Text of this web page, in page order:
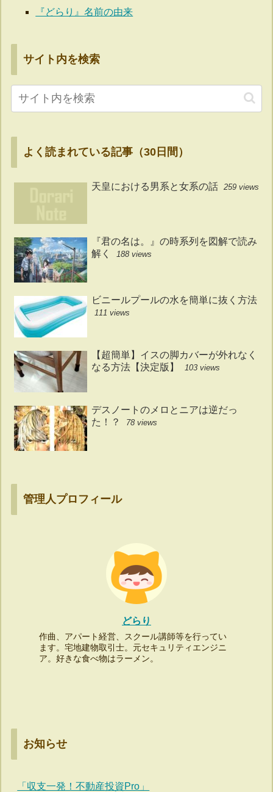
『どらり』名前の由来
サイト内を検索
よく読まれている記事（30日間）
天皇における男系と女系の話 259 views
『君の名は。』の時系列を図解で読み
解く
188 views
ビニールプールの水を簡単に抜く方法
111 views
【超簡単】イスの脚カバーが外れなく
なる方法【決定版】
103 views
デスノートのメロとニアは逆だっ
た！？
78 views
管理人プロフィール
どらり
作曲、アパート経営、スクール講師等を行ってい
ます。宅地建物取引士。元セキュリティエンジニ
ア。好きな食べ物はラーメン。
お知らせ
「収支一発！不動産投資Pro」